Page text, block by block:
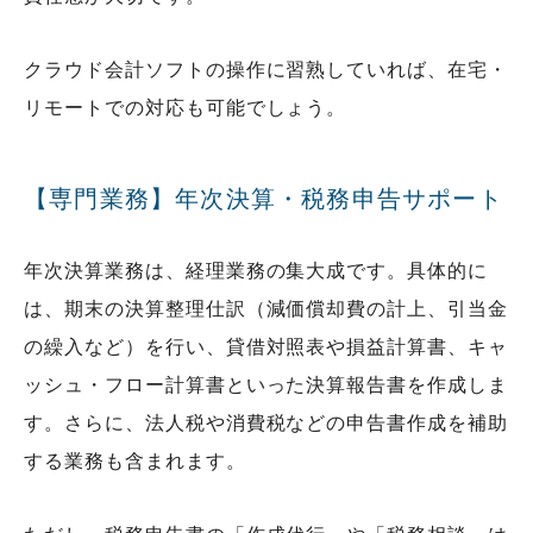
クラウド会計ソフトの操作に習熟していれば、在宅・
リモートでの対応も可能でしょう。
【専門業務】年次決算・税務申告サポート
年次決算業務は、経理業務の集大成です。具体的に
は、期末の決算整理仕訳（減価償却費の計上、引当金
の繰入など）を行い、貸借対照表や損益計算書、キャ
ッシュ・フロー計算書といった決算報告書を作成しま
す。さらに、法人税や消費税などの申告書作成を補助
する業務も含まれます。